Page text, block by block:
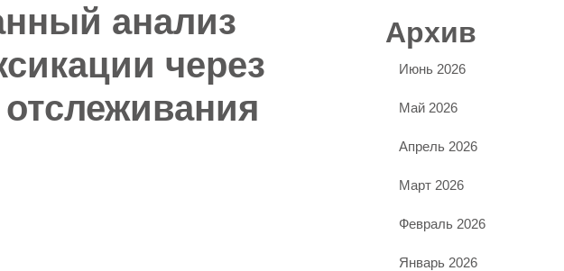
анализ
через
Архив
Июнь 2026
Май 2026
Апрель 2026
Март 2026
Февраль 2026
Январь 2026